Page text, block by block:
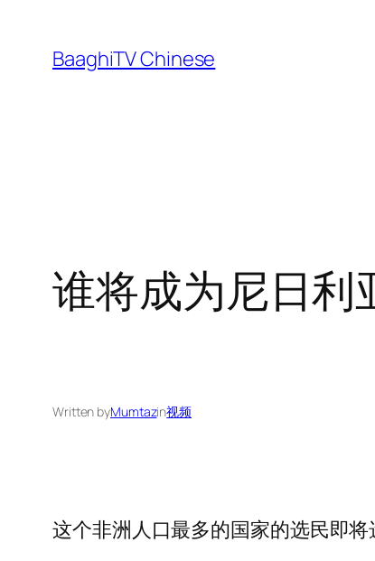
content
BaaghiTV Chinese
谁将成为尼日利
Written byMumtazin视频
这个非洲人口最多的国家的选民即将